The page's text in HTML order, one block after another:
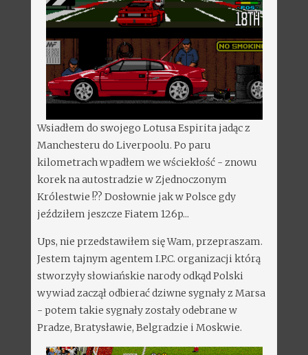
Wsiadłem do swojego Lotusa Espirita jadąc z
Manchesteru do Liverpoolu. Po paru
kilometrach wpadłem we wściekłość - znowu
korek na autostradzie w Zjednoczonym
Królestwie !?? Dosłownie jak w Polsce gdy
jeździłem jeszcze Fiatem 126p...
Ups, nie przedstawiłem się Wam, przepraszam.
Jestem tajnym agentem I.P.C. organizacji którą
stworzyły słowiańskie narody odkąd Polski
wywiad zaczął odbierać dziwne sygnały z Marsa
- potem takie sygnały zostały odebrane w
Pradze, Bratysławie, Belgradzie i Moskwie.